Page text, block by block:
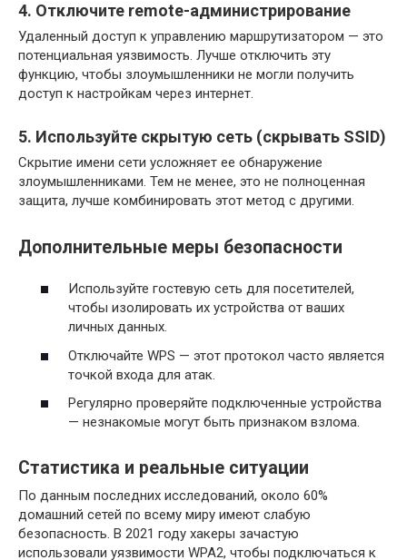
4. Отключите remote-администрирование
Удаленный доступ к управлению маршрутизатором — это
потенциальная уязвимость. Лучше отключить эту
функцию, чтобы злоумышленники не могли получить
доступ к настройкам через интернет.
5. Используйте скрытую сеть (скрывать SSID)
Скрытие имени сети усложняет ее обнаружение
злоумышленниками. Тем не менее, это не полноценная
защита, лучше комбинировать этот метод с другими.
Дополнительные меры безопасности
Используйте гостевую сеть для посетителей,
чтобы изолировать их устройства от ваших
личных данных.
Отключайте WPS — этот протокол часто является
точкой входа для атак.
Регулярно проверяйте подключенные устройства
— незнакомые могут быть признаком взлома.
Статистика и реальные ситуации
По данным последних исследований, около 60%
домашний сетей по всему миру имеют слабую
безопасность. В 2021 году хакеры зачастую
использовали уязвимости WPA2, чтобы подключаться к